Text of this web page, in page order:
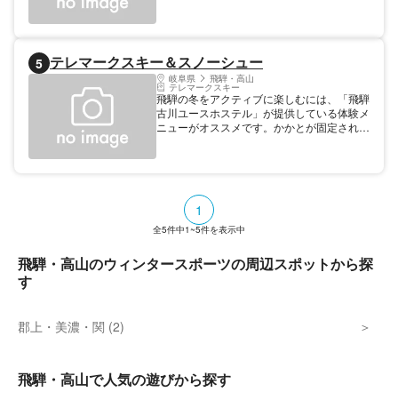
5 テレマークスキー＆スノーシュー
岐阜県 飛騨・高山
テレマークスキー
飛騨の冬をアクティブに楽しむには、「飛騨
古川ユースホステル」が提供している体験メ
ニューがオススメです。かかとが固定されて
ることができます。また、寒敷（かんじき）
のような履物を履いて雪山トレッキングをす
る「スノーシュー」は、雪化粧をした北アル
策が楽しめます。普通のスキーやスノーボー
ドとは一味違った冬山体験をして、冬の飛騨
周辺となります）。〔最終更新日：2017年
1
全5件中1~5件を表示中
飛騨・高山のウィンタースポーツの周辺スポットから探
す
郡上・美濃・関 (2)
飛騨・高山で人気の遊びから探す